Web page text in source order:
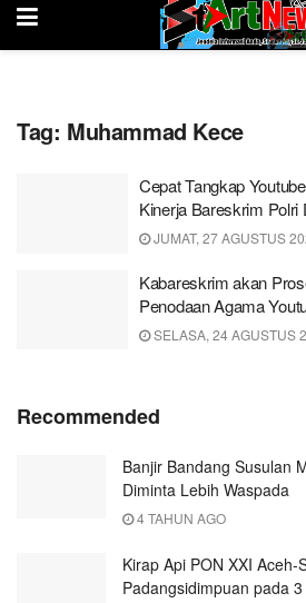
Tag: Muhammad Kece
Cepat Tangkap
Kinerja Bareskrim Polri
JUMAT, 27 AGUSTUS
Kabareskrim akan
Penodaan Agama
SELASA, 24 AGUSTUS
Recommended
Banjir Bandang Susulan
Diminta Lebih Waspada
4 TAHUN AGO
Kirap Api PON XXI Aceh-
Padangsidimpuan pada